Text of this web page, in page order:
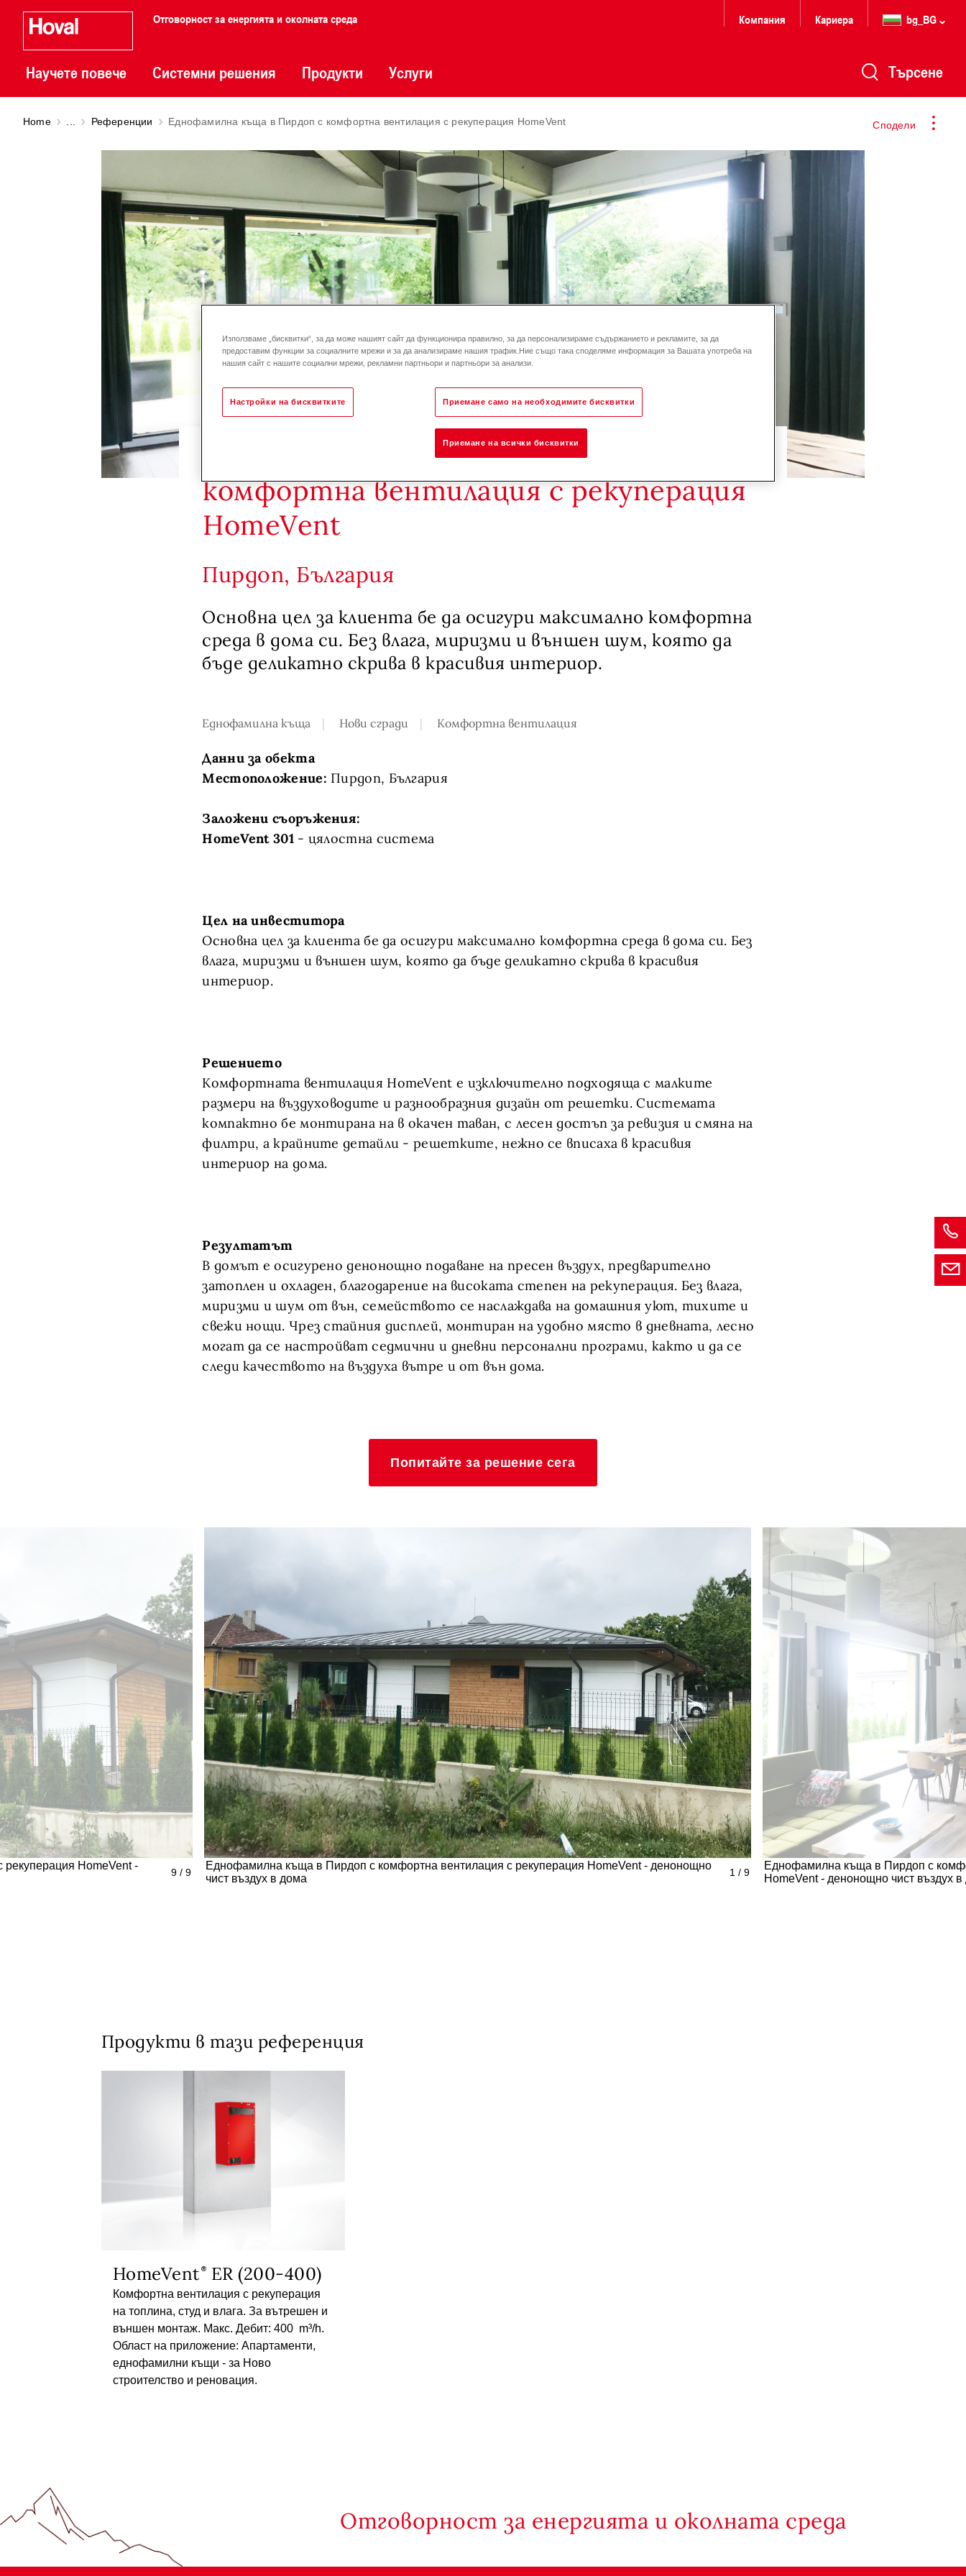
Отговорност за енергията и околната среда
Научете повече Системни решения Продукти Услуги
Компания Кариера bg_BG
Търсене
Сподели
Home Референции Еднофамилна къща в Пирдоп с комфортна вентилация с рекуперация HomeVent
Еднофамилна къща в Пирдоп с
комфортна вентилация с рекуперация
HomeVent
Пирдоп, България
Основна цел за клиента бе да осигури максимално комфортна
среда в дома си. Без влага, миризми и външен шум, която да
бъде деликатно скрива в красивия интериор.
Еднофамилнa къща Нови сгради Комфортна вентилация
Данни за обекта
Местоположение: Пирдоп, България
Заложени съоръжения:
HomeVent 301- цялостна система
Цел на инвеститора
Основна цел за клиента бе да осигури максимално комфортна среда в дома си. Без
влага, миризми и външен шум, която да бъде деликатно скрива в красивия
интериор.
Решението
Комфортната вентилация HomeVent е изключително подходяща с малките
размери на въздуховодите и разнообразния дизайн от решетки. Системата
компактно бе монтирана на в окачен таван, с лесен достъп за ревизия и смяна на
филтри, а крайните детайли - решетките, нежно се вписаха в красивия
интериор на дома.
Резултатът
В домът е осигурено денонощно подаване на пресен въздух, предварително
затоплен и охладен, благодарение на високата степен на рекуперация. Без влага,
миризми и шум от вън, семейството се наслаждава на домашния уют, тихите и
свежи нощи. Чрез стайния дисплей, монтиран на удобно място в дневната, лесно
могат да се настройват седмични и дневни персонални програми, както и да се
следи качеството на въздуха вътре и от вън дома.
Попитайте за решение сега
9 / 9
HomeVent -
1 / 9
Еднофамилна къща в Пирдоп с комфортна вентилация с рекуперация HomeVent - денонощно
чист въздух в дома
Еднофамилна къща в Пирдоп с
HomeVent - денонощно чист въздух
Продукти в тази референция
HomeVent ER (200-400)
Комфортна вентилация с рекуперация
на топлина, студ и влага. За вътрешен и
външен монтаж. Макс. Дебит: 400 m³/h.
Област на приложение: Апартаменти,
еднофамилни къщи - за Ново
строителство и реновация.
Отговорност за енергията и околната среда
Използваме „бисквитки“, за да може нашият сайт да функционира правилно, за да персонализираме съдържанието и рекламите, за да
предоставим функции за социалните мрежи и за да анализираме нашия трафик.Ние също така споделяме информация за Вашата употреба на
нашия сайт с нашите социални мрежи, рекламни партньори и партньори за анализи.
Настройки на бисквитките Приемане само на необходимите бисквитки
Приемане на всички бисквитки